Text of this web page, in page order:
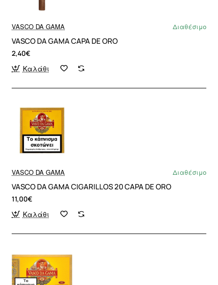
VASCO DA GAMA Διαθέσιμο
VASCO DA GAMA CAPA DE ORO
2,40€
Καλάθι
VASCO DA GAMA Διαθέσιμο
VASCO DA GAMA CIGARILLOS 20 CAPA DE ORO
11,00€
Καλάθι